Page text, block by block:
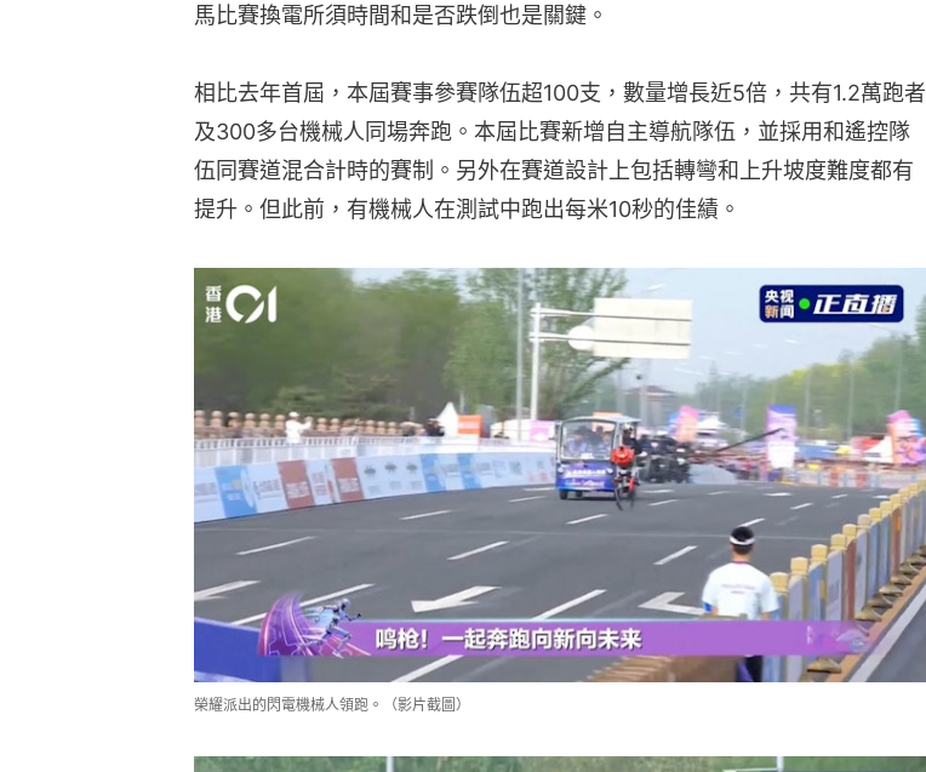
馬比賽換電所須時間和是否跌倒也是關鍵。
相比去年首屆，本屆賽事參賽隊伍超100支，數量增長近5倍，共有1.2萬跑者
及300多台機械人同場奔跑。本屆比賽新增自主導航隊伍，並採用和遙控隊
伍同賽道混合計時的賽制。另外在賽道設計上包括轉彎和上升坡度難度都有
提升。但此前，有機械人在測試中跑出每米10秒的佳績。
榮耀派出的閃電機械人領跑。（影片截圖）